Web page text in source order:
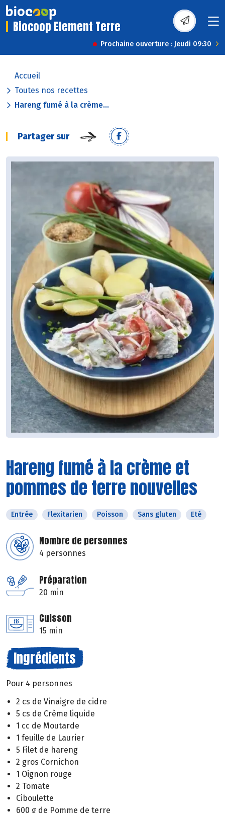
Biocoop Element Terre
Prochaine ouverture : Jeudi 09:30
Accueil
Toutes nos recettes
Hareng fumé à la crème...
Partager sur
Hareng fumé à la crème et
pommes de terre nouvelles
Entrée Flexitarien Poisson Sans gluten Eté
Nombre de personnes
4 personnes
Préparation
20 min
Cuisson
15 min
Ingrédients
Pour 4 personnes
2 cs de Vinaigre de cidre
5 cs de Crème liquide
1 cc de Moutarde
1 feuille de Laurier
5 Filet de hareng
2 gros Cornichon
1 Oignon rouge
2 Tomate
Ciboulette
600 g de Pomme de terre